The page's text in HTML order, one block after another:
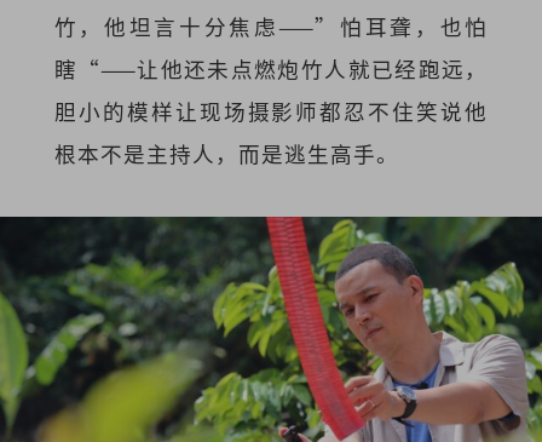
竹，他坦言十分焦虑——”怕耳聋，也怕
瞎“——让他还未点燃炮竹人就已经跑远，
胆小的模样让现场摄影师都忍不住笑说他
根本不是主持人，而是逃生高手。